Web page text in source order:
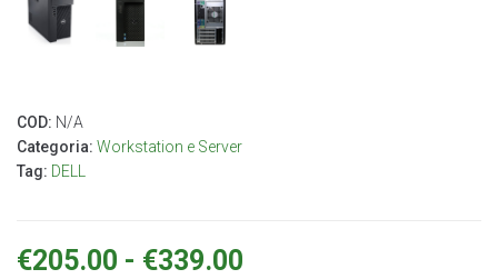
COD: N/A
Categoria: Workstation e Server
Tag: DELL
€205.00 - €339.00